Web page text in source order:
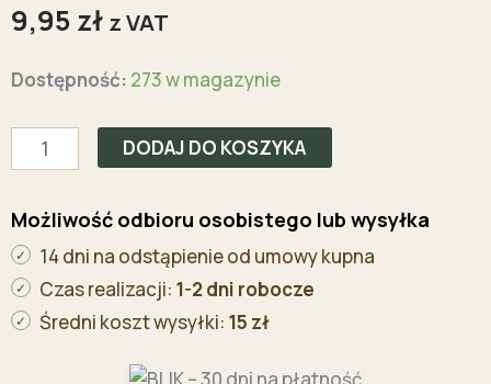
9,95 zł z VAT
Dostępność: 273 w magazynie
ilość
poduszkę
bawełna
CLASSIC
40x40
turkusowa
DODAJ DO KOSZYKA
Możliwość odbioru osobistego lub wysyłka
14 dni na odstąpienie od umowy kupna
Czas realizacji: 1-2 dni robocze
Średni koszt wysyłki: 15 zł